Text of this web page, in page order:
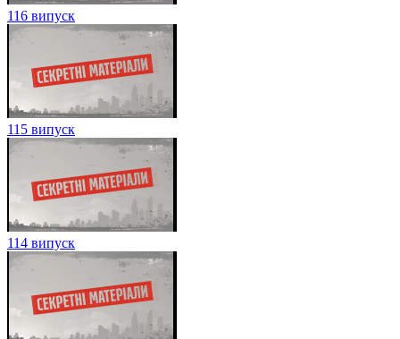
116 випуск
115 випуск
114 випуск